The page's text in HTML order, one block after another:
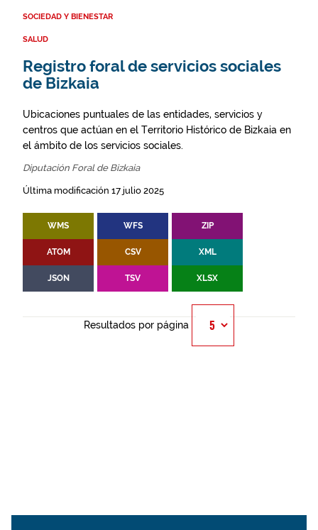
SOCIEDAD Y BIENESTAR
SALUD
Registro foral de servicios sociales
de Bizkaia
Ubicaciones puntuales de las entidades, servicios y
centros que actúan en el Territorio Histórico de Bizkaia en
el ámbito de los servicios sociales.
Diputación Foral de Bizkaia
Última modificación 17 julio 2025
WMS WFS ZIP
ATOM CSV XML
JSON TSV XLSX
Resultados por página